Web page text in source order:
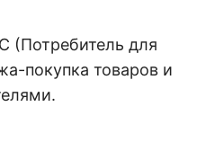
(Потребитель для
покупка товаров и